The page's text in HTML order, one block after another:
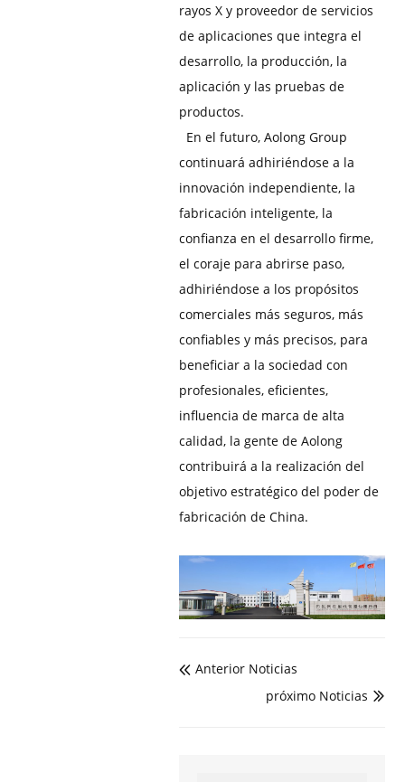
rayos X y proveedor de servicios
de aplicaciones que integra el
desarrollo, la producción, la
aplicación y las pruebas de
productos.
En el futuro, Aolong Group
continuará adhiriéndose a la
innovación independiente, la
fabricación inteligente, la
confianza en el desarrollo firme,
el coraje para abrirse paso,
adhiriéndose a los propósitos
comerciales más seguros, más
confiables y más precisos, para
beneficiar a la sociedad con
profesionales, eficientes,
influencia de marca de alta
calidad, la gente de Aolong
contribuirá a la realización del
objetivo estratégico del poder de
fabricación de China.
 Anterior Noticias

próximo Noticias